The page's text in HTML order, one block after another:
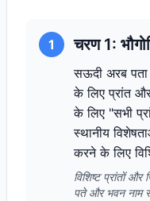
1 चरण 1:
सऊदी अरब
के लिए प्रांत
के लिए "सभी
स्थानीय
करने के लिए
विशिष्ट प्रांतों
पते और भवन नाम